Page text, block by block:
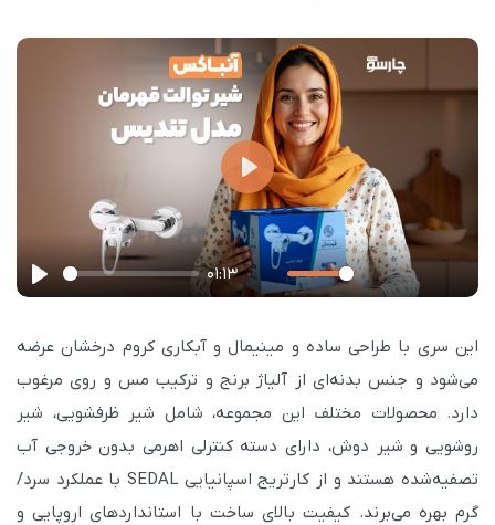
P
01:13
M
S
P
E
P
l
a
y
این سری با طراحی ساده و مینیمال و آبکاری کروم درخشان عرضه
می‌شود و جنس بدنه‌ای از آلیاژ برنج و ترکیب مس و روی مرغوب
دارد. محصولات مختلف این مجموعه، شامل شیر ظرفشویی، شیر
روشویی و شیر دوش، دارای دسته کنترلی اهرمی بدون خروجی آب
تصفیه‌شده هستند و از کارتریج اسپانیایی SEDAL با عملکرد سرد/
گرم بهره می‌برند. کیفیت بالای ساخت با استانداردهای اروپایی و